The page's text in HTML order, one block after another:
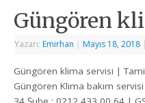
Güngören
Yazarı: Emirhan | Mayıs 18, 2018 |
Güngören klima servisi |
Güngören Klima bakım